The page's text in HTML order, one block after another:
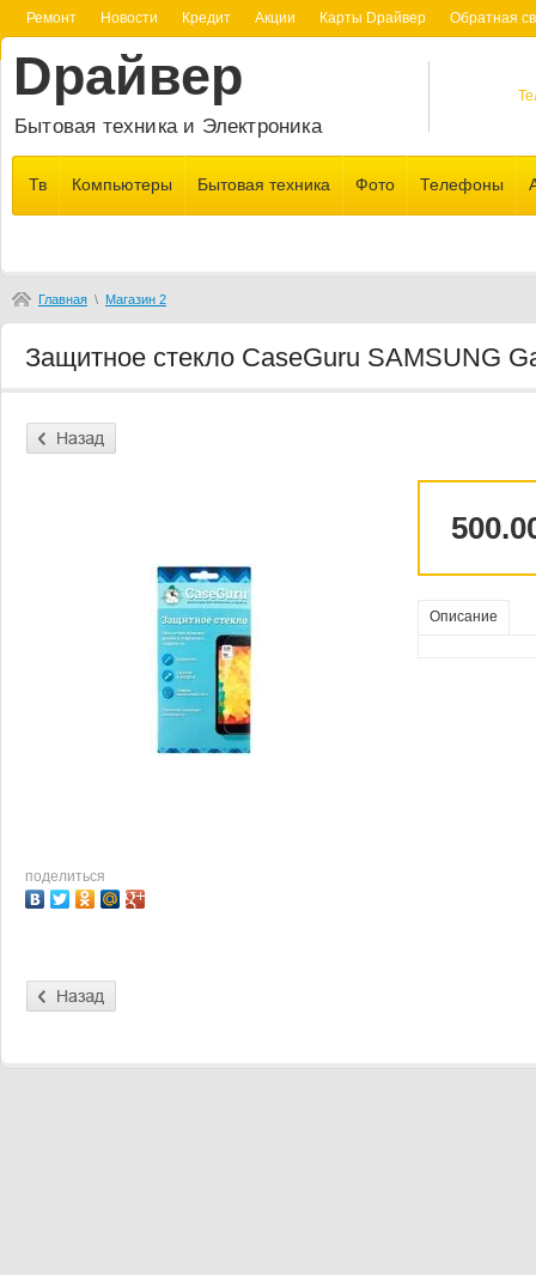
Ремонт Новости Кредит Акции Карты Dрайвер Обратная
Dрайвер
Бытовая техника и Электроника
Тв Компьютеры Бытовая техника Фото Телефоны
Главная \ Магазин 2
Защитное стекло CaseGuru SAMSUNG
поделиться
Описание